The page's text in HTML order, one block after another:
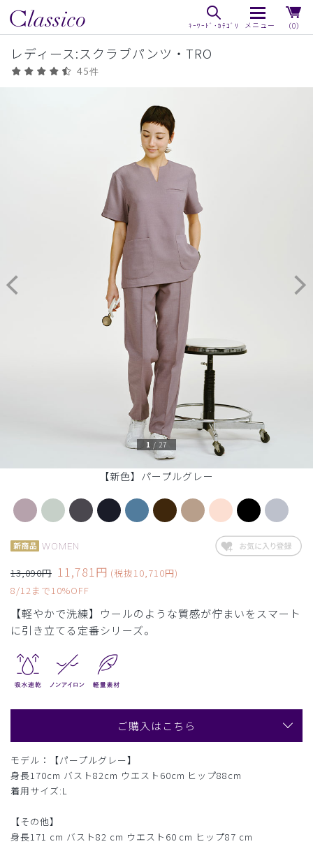
（0）
レディース:スクラブパンツ・TRO
45件
【新色】パープルグレー
1 / 27
WOMEN
13,090円 11,781円 (税抜10,710円)
8/12まで10%OFF
【軽やかで洗練】ウールのような質感が佇まいをスマート
に引き立てる定番シリーズ。
ご購入はこちら
モデル：【パープルグレー】
身長170cm バスト82cm ウエスト60cm ヒップ88cm
着用サイズ:L
【その他】
身長171 cm バスト82 cm ウエスト60 cm ヒップ87 cm